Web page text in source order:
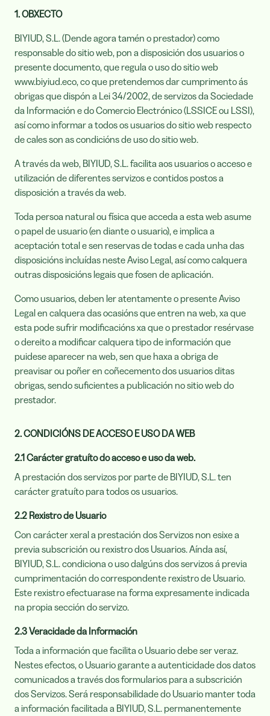
1. OBXECTO
BIYIUD, S.L. (Dende agora tamén o prestador) como
responsable do sitio web, pon a disposición dos usuarios o
presente documento, que regula o uso do sitio web
www.biyiud.eco, co que pretendemos dar cumprimento ás
obrigas que dispón a Lei 34/2002, de servizos da Sociedade
da Información e do Comercio Electrónico (LSSICE ou LSSI),
así como informar a todos os usuarios do sitio web respecto
de cales son as condicións de uso do sitio web.
A través da web, BIYIUD, S.L. facilita aos usuarios o acceso e
utilización de diferentes servizos e contidos postos a
disposición a través da web.
Toda persoa natural ou física que acceda a esta web asume
o papel de usuario (en diante o usuario), e implica a
aceptación total e sen reservas de todas e cada unha das
disposicións incluídas neste Aviso Legal, así como calquera
outras disposicións legais que fosen de aplicación.
Como usuarios, deben ler atentamente o presente Aviso
Legal en calquera das ocasións que entren na web, xa que
esta pode sufrir modificacións xa que o prestador resérvase
o dereito a modificar calquera tipo de información que
puidese aparecer na web, sen que haxa a obriga de
preavisar ou poñer en coñecemento dos usuarios ditas
obrigas, sendo suficientes a publicación no sitio web do
prestador.
2. CONDICIÓNS DE ACCESO E USO DA WEB
2.1 Carácter gratuíto do acceso e uso da web.
A prestación dos servizos por parte de BIYIUD, S.L. ten
carácter gratuíto para todos os usuarios.
2.2 Rexistro de Usuario
Con carácter xeral a prestación dos Servizos non esixe a
previa subscrición ou rexistro dos Usuarios. Aínda así,
BIYIUD, S.L. condiciona o uso dalgúns dos servizos á previa
cumprimentación do correspondente rexistro de Usuario.
Este rexistro efectuarase na forma expresamente indicada
na propia sección do servizo.
2.3 Veracidade da Información
Toda a información que facilita o Usuario debe ser veraz.
Nestes efectos, o Usuario garante a autenticidade dos datos
comunicados a través dos formularios para a subscrición
dos Servizos. Será responsabilidade do Usuario manter toda
a información facilitada a BIYIUD, S.L. permanentemente